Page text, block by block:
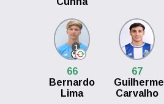
1
66
Bernardo
Lima
67
Guilherme
Carvalho